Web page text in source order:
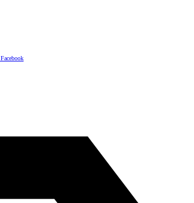
Facebook